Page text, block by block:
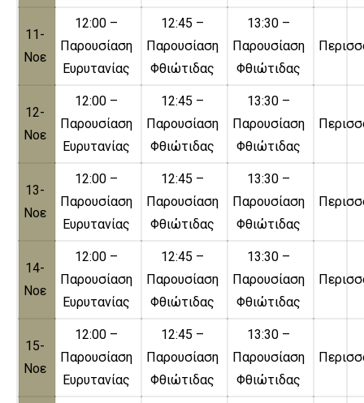
11-
Νοε
12:00 –
Παρουσίαση
Ευρυτανίας
12:45 –
Παρουσίαση
Φθιώτιδας
13:30 –
Παρουσίαση
Φθιώτιδας
12-
Νοε
12:00 –
Παρουσίαση
Ευρυτανίας
12:45 –
Παρουσίαση
Φθιώτιδας
13:30 –
Παρουσίαση
Φθιώτιδας
13-
Νοε
12:00 –
Παρουσίαση
Ευρυτανίας
12:45 –
Παρουσίαση
Φθιώτιδας
13:30 –
Παρουσίαση
Φθιώτιδας
14-
Νοε
12:00 –
Παρουσίαση
Ευρυτανίας
12:45 –
Παρουσίαση
Φθιώτιδας
13:30 –
Παρουσίαση
Φθιώτιδας
15-
Νοε
12:00 –
Παρουσίαση
Ευρυτανίας
12:45 –
Παρουσίαση
Φθιώτιδας
13:30 –
Παρουσίαση
Φθιώτιδας